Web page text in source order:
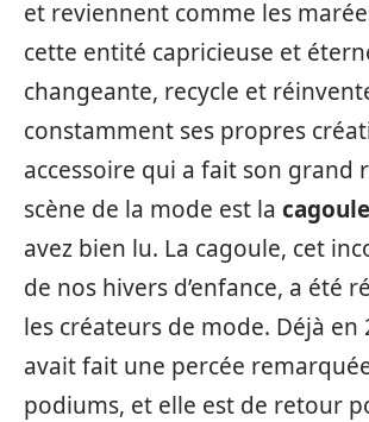
et reviennent comme les
cette entité capricieuse et
changeante, recycle et
constamment ses propres
accessoire qui a fait son grand
scène de la mode est la cagoule
avez bien lu. La cagoule, cet
de nos hivers d’enfance, a été
les créateurs de mode. Déjà en
avait fait une percée
podiums, et elle est de retour